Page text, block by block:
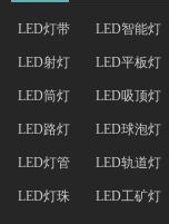
LED灯带
LED射灯
LED筒灯
LED路灯
LED灯管
LED灯珠
LED智能灯
LED平板灯
LED吸顶灯
LED球泡灯
LED轨道灯
LED工矿灯